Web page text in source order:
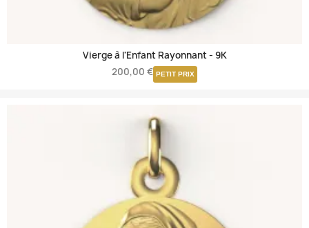
Vierge à l'Enfant Rayonnant - 9K
200,00 € PETIT PRIX